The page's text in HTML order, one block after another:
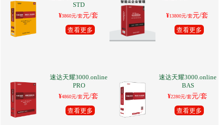
STD
¥3860元/套元/套
查看更多
¥13800元/套元/套
查看更多
速达天耀3000.online
PRO
¥4860元/套元/套
查看更多
速达天耀3000.online
BAS
¥2280元/套元/套
查看更多